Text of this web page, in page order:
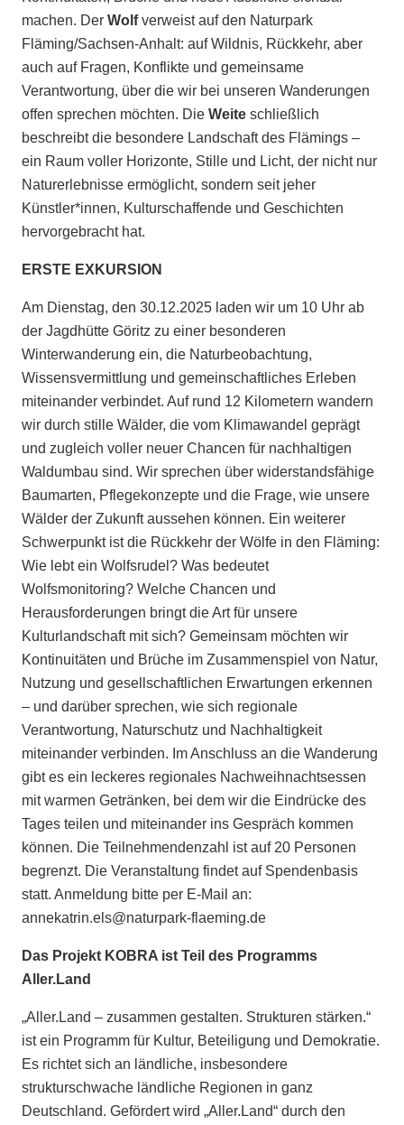
machen. Der Wolfverweist auf den Naturpark
Fläming/Sachsen-Anhalt: auf Wildnis, Rückkehr, aber
auch auf Fragen, Konflikte und gemeinsame
Verantwortung, über die wir bei unseren Wanderungen
offen sprechen möchten. Die Weite schließlich
beschreibt die besondere Landschaft des Flämings –
ein Raum voller Horizonte, Stille und Licht, der nicht nur
Naturerlebnisse ermöglicht, sondern seit jeher
Künstler*innen, Kulturschaffende und Geschichten
hervorgebracht hat.
ERSTE EXKURSION
Am Dienstag, den 30.12.2025 laden wir um 10 Uhr ab
der Jagdhütte Göritz zu einer besonderen
Winterwanderung ein, die Naturbeobachtung,
Wissensvermittlung und gemeinschaftliches Erleben
miteinander verbindet. Auf rund 12 Kilometern wandern
wir durch stille Wälder, die vom Klimawandel geprägt
und zugleich voller neuer Chancen für nachhaltigen
Waldumbau sind. Wir sprechen über widerstandsfähige
Baumarten, Pflegekonzepte und die Frage, wie unsere
Wälder der Zukunft aussehen können. Ein weiterer
Schwerpunkt ist die Rückkehr der Wölfe in den Fläming:
Wie lebt ein Wolfsrudel? Was bedeutet
Wolfsmonitoring? Welche Chancen und
Herausforderungen bringt die Art für unsere
Kulturlandschaft mit sich? Gemeinsam möchten wir
Kontinuitäten und Brüche im Zusammenspiel von Natur,
Nutzung und gesellschaftlichen Erwartungen erkennen
– und darüber sprechen, wie sich regionale
Verantwortung, Naturschutz und Nachhaltigkeit
miteinander verbinden. Im Anschluss an die Wanderung
gibt es ein leckeres regionales Nachweihnachtsessen
mit warmen Getränken, bei dem wir die Eindrücke des
Tages teilen und miteinander ins Gespräch kommen
können. Die Teilnehmendenzahl ist auf 20 Personen
begrenzt. Die Veranstaltung findet auf Spendenbasis
statt. Anmeldung bitte per E-Mail an:
annekatrin.els@naturpark-flaeming.de
Das Projekt KOBRA ist Teil des Programms
Aller.Land
„Aller.Land – zusammen gestalten. Strukturen stärken.“
ist ein Programm für Kultur, Beteiligung und Demokratie.
Es richtet sich an ländliche, insbesondere
strukturschwache ländliche Regionen in ganz
Deutschland. Gefördert wird „Aller.Land“ durch den